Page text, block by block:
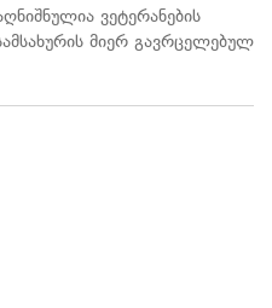
ვეტერანების
მიერ გავრცელებულ